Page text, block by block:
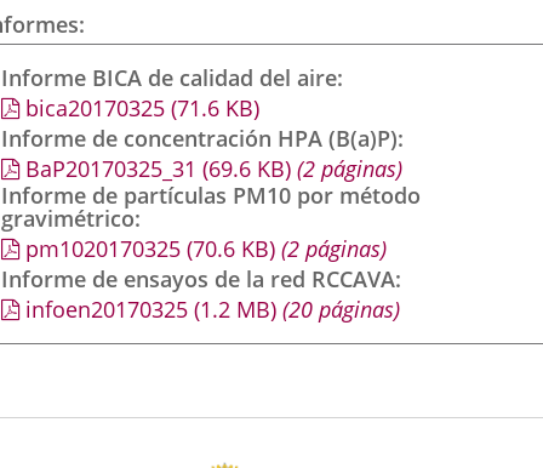
externa.externa.
Informe BICA de calidad del aire
bica20170325 (71.6 KB)
Informe de concentración HPA (B(a)P)
BaP20170325_31 (69.6 KB) (2 páginas)
Informe de partículas PM10 por método
gravimétrico
pm1020170325 (70.6 KB) (2 páginas)
Informe de ensayos de la red RCCAVA
infoen20170325 (1.2 MB) (20 páginas)